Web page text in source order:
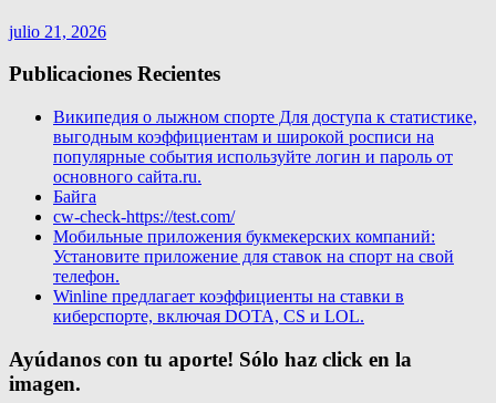
julio 21, 2026
Publicaciones Recientes
Википедия о лыжном спорте Для доступа к статистике,
выгодным коэффициентам и широкой росписи на
популярные события используйте логин и пароль от
основного сайта.ru.
Байга
cw-check-https://test.com/
Мобильные приложения букмекерских компаний:
Установите приложение для ставок на спорт на свой
телефон.
Winline предлагает коэффициенты на ставки в
киберспорте, включая DOTA, CS и LOL.
Ayúdanos con tu aporte! Sólo haz click en la
imagen.